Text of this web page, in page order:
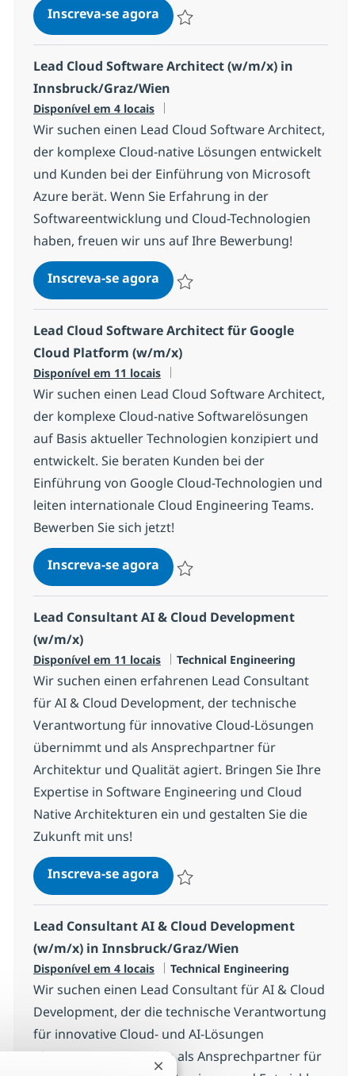
Inscreva-se agoraLead Cloud Software
Lead Cloud Software Architect (w/m/x) in
Innsbruck/Graz/Wien
Disponível em 4 locais
Wir suchen einen Lead Cloud Software Architect,
der komplexe Cloud-native Lösungen entwickelt
und Kunden bei der Einführung von Microsoft
Azure berät. Wenn Sie Erfahrung in der
Softwareentwicklung und Cloud-Technologien
haben, freuen wir uns auf Ihre Bewerbung!
Inscreva-se agoraLead Cloud Software
Lead Cloud Software Architect für Google
Cloud Platform (w/m/x)
Disponível em 11 locais
Wir suchen einen Lead Cloud Software Architect,
der komplexe Cloud-native Softwarelösungen
auf Basis aktueller Technologien konzipiert und
entwickelt. Sie beraten Kunden bei der
Einführung von Google Cloud-Technologien und
leiten internationale Cloud Engineering Teams.
Bewerben Sie sich jetzt!
Inscreva-se agoraLead Cloud Software
Lead Consultant AI & Cloud Development
(w/m/x)
Disponível em 11 locais Categoria
Technical Engineering
Wir suchen einen erfahrenen Lead Consultant
für AI & Cloud Development, der technische
Verantwortung für innovative Cloud-Lösungen
übernimmt und als Ansprechpartner für
Architektur und Qualität agiert. Bringen Sie Ihre
Expertise in Software Engineering und Cloud
Native Architekturen ein und gestalten Sie die
Zukunft mit uns!
Inscreva-se agoraLead Consultant AI & Cloud
Lead Consultant AI & Cloud Development
(w/m/x) in Innsbruck/Graz/Wien
Disponível em 4 locais Categoria
Technical Engineering
Wir suchen einen Lead Consultant für AI & Cloud
Development, der die technische Verantwortung
für innovative Cloud- und AI-Lösungen
übernimmt. Sie werden als Ansprechpartner für
Fechar notificação de chatbot